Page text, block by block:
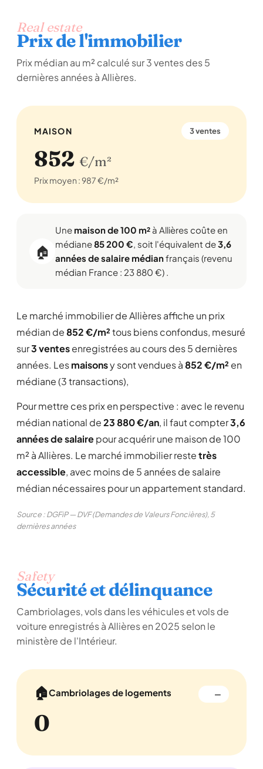
Real estate
Prix de l'immobilier
Prix médian au m² calculé sur 3 ventes des 5
dernières années à Allières.
MAISON 3 ventes
852 €/m²
Prix moyen : 987 €/m²
🏠
Une maison de 100 m² à Allières coûte en
médiane85 200 €, soit l'équivalent de3,6
années de salaire médianfrançais (revenu
médian France : 23 880 €) .
Le marché immobilier de Allières affiche un prix
médian de852 €/m²tous biens confondus, mesuré
sur3 ventesenregistrées au cours des 5 dernières
années. Lesmaisonsy sont vendues à852 €/m² en
médiane (3 transactions),
Pour mettre ces prix en perspective : avec le revenu
médian national de23 880 €/an, il faut compter3,6
années de salairepour acquérir une maison de 100
m² à Allières. Le marché immobilier restetrès
accessible, avec moins de 5 années de salaire
médian nécessaires pour un appartement standard.
Source : DGFiP — DVF (Demandes de Valeurs Foncières), 5
dernières années
Safety
Sécurité et délinquance
Cambriolages, vols dans les véhicules et vols de
voiture enregistrés à Allières en 2025 selon le
ministère de l'Intérieur.
🏠Cambriolages de logements —
0